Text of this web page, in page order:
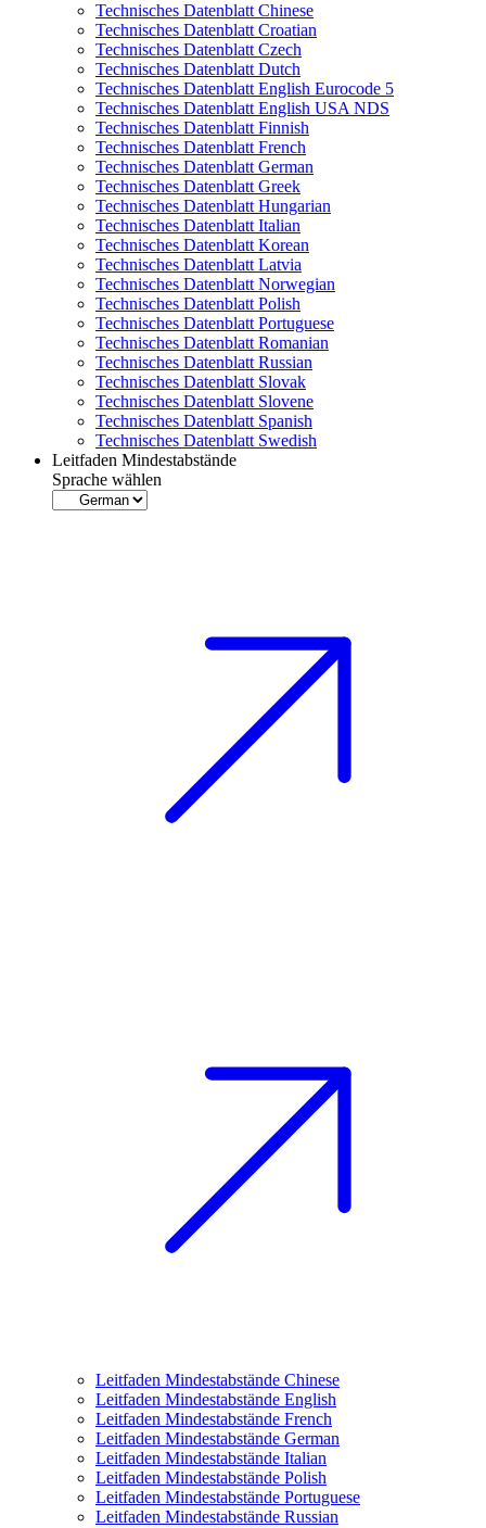
Technisches Datenblatt Chinese
Technisches Datenblatt Croatian
Technisches Datenblatt Czech
Technisches Datenblatt Dutch
Technisches Datenblatt English Eurocode 5
Technisches Datenblatt English USA NDS
Technisches Datenblatt Finnish
Technisches Datenblatt French
Technisches Datenblatt German
Technisches Datenblatt Greek
Technisches Datenblatt Hungarian
Technisches Datenblatt Italian
Technisches Datenblatt Korean
Technisches Datenblatt Latvia
Technisches Datenblatt Norwegian
Technisches Datenblatt Polish
Technisches Datenblatt Portuguese
Technisches Datenblatt Romanian
Technisches Datenblatt Russian
Technisches Datenblatt Slovak
Technisches Datenblatt Slovene
Technisches Datenblatt Spanish
Technisches Datenblatt Swedish
Leitfaden Mindestabstände
Sprache wählen
Leitfaden Mindestabstände Chinese
Leitfaden Mindestabstände English
Leitfaden Mindestabstände French
Leitfaden Mindestabstände German
Leitfaden Mindestabstände Italian
Leitfaden Mindestabstände Polish
Leitfaden Mindestabstände Portuguese
Leitfaden Mindestabstände Russian